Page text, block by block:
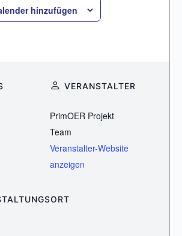
hinzufügen
VERANSTALTER
PrimOER Projekt
Team
Veranstalter-Website
anzeigen